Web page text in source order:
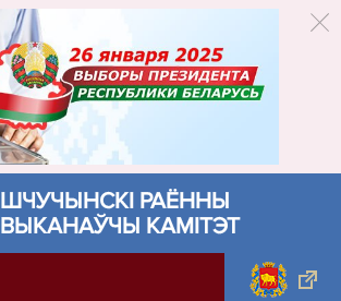
ШЧУЧЫНСКІ РАЁННЫ
ВЫКАНАЎЧЫ КАМІТЭТ